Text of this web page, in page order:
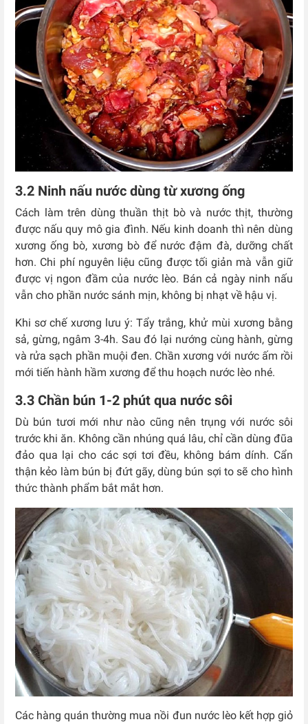
3.2 Ninh nấu nước dùng từ xương ống
Cách làm trên dùng thuần thịt bò và nước thịt, thường
được nấu quy mô gia đình. Nếu kinh doanh thì nên dùng
xương ống bò, xương bò để nước đậm đà, dưỡng chất
hơn. Chi phí nguyên liệu cũng được tối giản mà vẫn giữ
được vị ngon đầm của nước lèo. Bán cả ngày ninh nấu
vẫn cho phần nước sánh mịn, không bị nhạt về hậu vị.
Khi sơ chế xương lưu ý: Tẩy trắng, khử mùi xương bằng
sả, gừng, ngâm 3-4h. Sau đó lại nướng cùng hành, gừng
và rửa sạch phần muội đen. Chần xương với nước ấm rồi
mới tiến hành hầm xương để thu hoạch nước lèo nhé.
3.3 Chần bún 1-2 phút qua nước sôi
Dù bún tươi mới như nào cũng nên trụng với nước sôi
trước khi ăn. Không cần nhúng quá lâu, chỉ cần dùng đũa
đảo qua lại cho các sợi tơi đều, không bám dính. Cẩn
thận kẻo làm bún bị đứt gãy, dùng bún sợi to sẽ cho hình
thức thành phẩm bắt mắt hơn.
Các hàng quán thường mua nồi đun nước lèo kết hợp giỏ